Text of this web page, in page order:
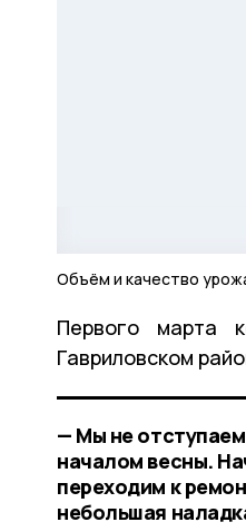
Объём и качество
Первого марта
Гавриловском
— Мы не
началом весны.
переходим к
небольшая